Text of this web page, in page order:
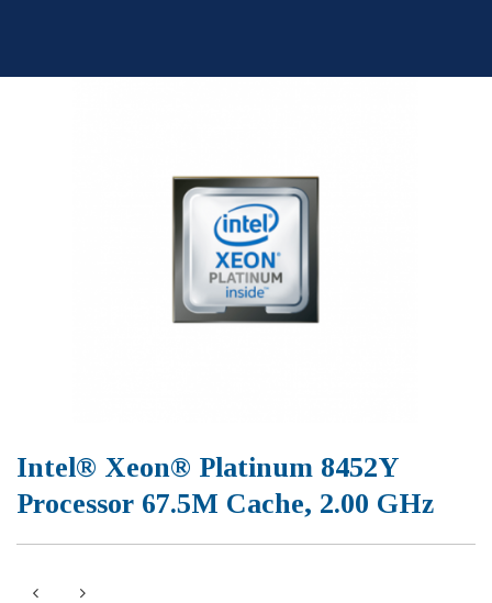
Intel® Xeon® Platinum 8452Y
Processor 67.5M Cache, 2.00 GHz